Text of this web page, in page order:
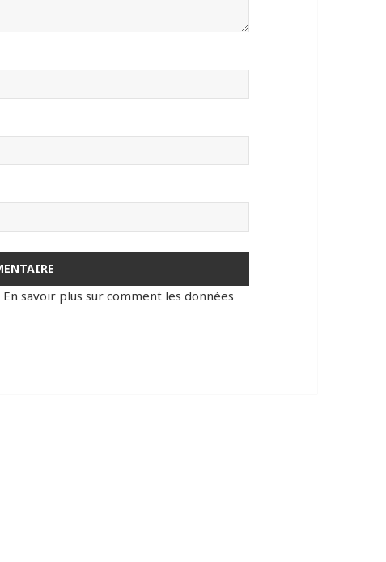
En savoir plus sur comment les données